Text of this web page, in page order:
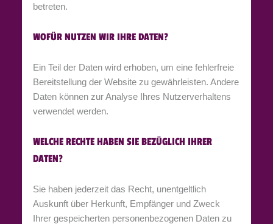
betreten.
WOFÜR NUTZEN WIR IHRE DATEN?
Ein Teil der Daten wird erhoben, um eine fehlerfreie
Bereitstellung der Website zu gewährleisten. Andere
Daten können zur Analyse Ihres Nutzerverhaltens
verwendet werden.
WELCHE RECHTE HABEN SIE BEZÜGLICH IHRER
DATEN?
Sie haben jederzeit das Recht, unentgeltlich
Auskunft über Herkunft, Empfänger und Zweck
Ihrer gespeicherten personenbezogenen Daten zu